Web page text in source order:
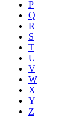
P
Q
R
S
T
U
V
W
X
Y
Z